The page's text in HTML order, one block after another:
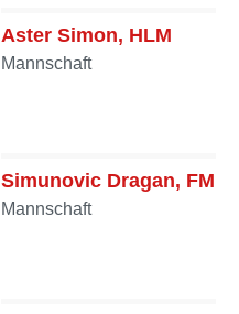
Aster Simon, HLM
Mannschaft
Simunovic Dragan, FM
Mannschaft